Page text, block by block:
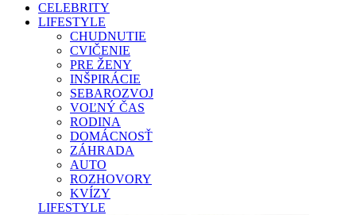
CELEBRITY
LIFESTYLE
CHUDNUTIE
CVIČENIE
PRE ŽENY
INŠPIRÁCIE
SEBAROZVOJ
VOĽNÝ ČAS
RODINA
DOMÁCNOSŤ
ZÁHRADA
AUTO
ROZHOVORY
KVÍZY
LIFESTYLE